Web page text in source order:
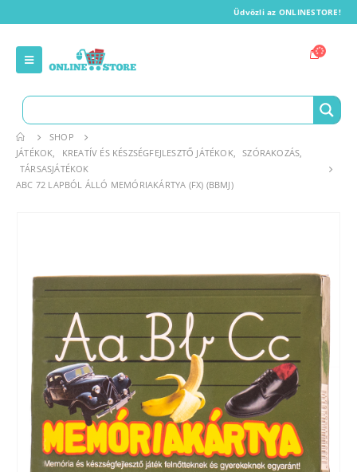
Üdvözli az ONLINESTORE!
SHOP
JÁTÉKOK, KREATÍV ÉS KÉSZSÉGFEJLESZTŐ JÁTÉKOK, SZÓRAKOZÁS,
TÁRSASJÁTÉKOK
ABC 72 LAPBÓL ÁLLÓ MEMÓRIAKÁRTYA (FX) (BBMJ)